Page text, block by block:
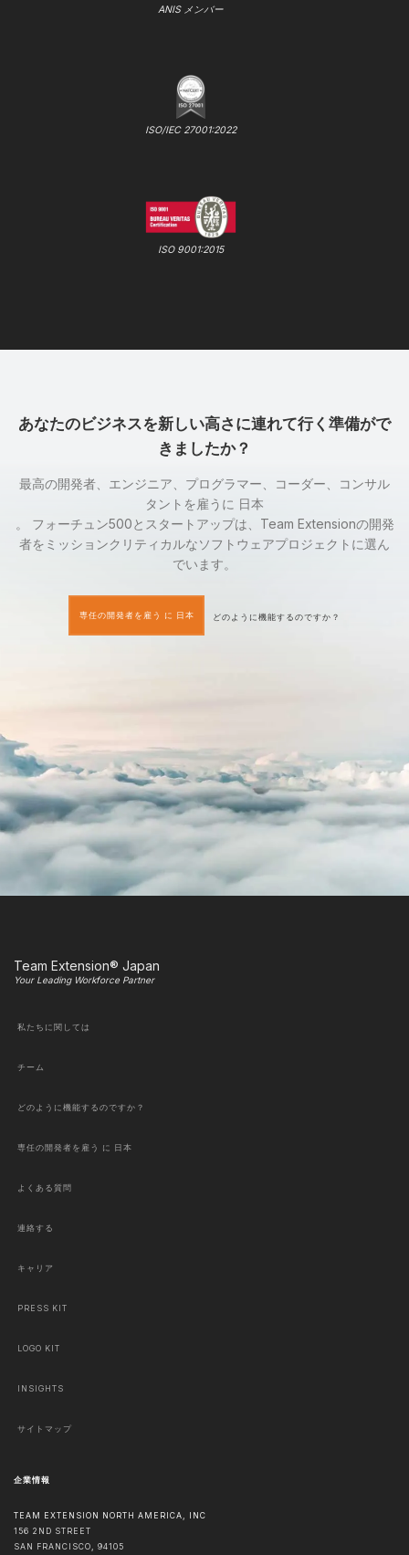
ANIS メンバー
ISO/IEC 27001:2022
ISO 9001:2015
あなたのビジネスを新しい高さに連れて行く準備がで
きましたか？
最高の開発者、エンジニア、プログラマー、コーダー、コンサル
タントを雇うに 日本
。 フォーチュン500とスタートアップは、Team Extensionの開発
者をミッションクリティカルなソフトウェアプロジェクトに選ん
でいます。
専任の開発者を雇う に 日本 どのように機能するのですか？
Team Extension® Japan
Your Leading Workforce Partner
私たちに関しては
チーム
どのように機能するのですか？
専任の開発者を雇う に 日本
よくある質問
連絡する
キャリア
PRESS KIT
LOGO KIT
INSIGHTS
サイトマップ
企業情報
TEAM EXTENSION NORTH AMERICA, INC
156 2ND STREET
SAN FRANCISCO, 94105